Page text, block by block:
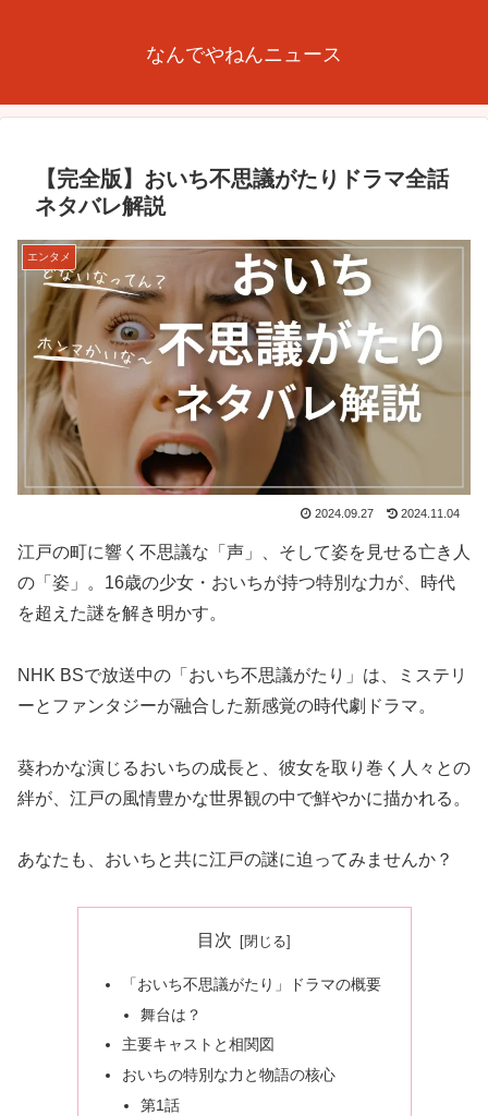
なんでやねんニュース
【完全版】おいち不思議がたりドラマ全話
ネタバレ解説
エンタメ
2024.09.27 2024.11.04
江戸の町に響く不思議な「声」、そして姿を見せる亡き人
の「姿」。16歳の少女・おいちが持つ特別な力が、時代
を超えた謎を解き明かす。
NHK BSで放送中の「おいち不思議がたり」は、ミステリ
ーとファンタジーが融合した新感覚の時代劇ドラマ。
葵わかな演じるおいちの成長と、彼女を取り巻く人々との
絆が、江戸の風情豊かな世界観の中で鮮やかに描かれる。
あなたも、おいちと共に江戸の謎に迫ってみませんか？
目次
「おいち不思議がたり」ドラマの概要
舞台は？
主要キャストと相関図
おいちの特別な力と物語の核心
第1話